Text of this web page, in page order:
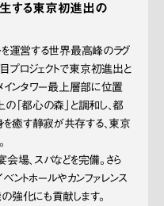
する東京初進出の
を運営する世界最高峰のラグ
プロジェクトで東京初進出と
インタワー最上層部に位置
「都心の森」と調和し、都
癒す静寂が共存する、東京
場、スパなどを完備。さら
ントホールやカンファレンス
強化にも貢献します。